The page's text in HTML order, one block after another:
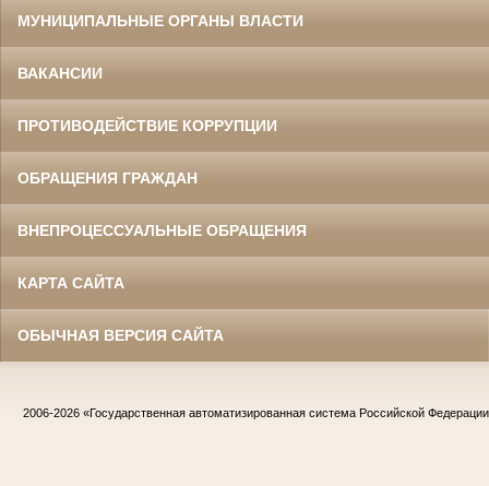
МУНИЦИПАЛЬНЫЕ ОРГАНЫ ВЛАСТИ
ВАКАНСИИ
ПРОТИВОДЕЙСТВИЕ КОРРУПЦИИ
ОБРАЩЕНИЯ ГРАЖДАН
ВНЕПРОЦЕССУАЛЬНЫЕ ОБРАЩЕНИЯ
КАРТА САЙТА
ОБЫЧНАЯ ВЕРСИЯ САЙТА
2006-2026 «Государственная автоматизированная система Российской